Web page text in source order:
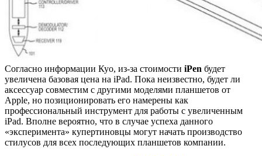
Согласно информации Куо, из-за стоимости iPen будет
увеличена базовая цена на iPad. Пока неизвестно, будет ли
аксессуар совместим с другими моделями планшетов от
Apple, но позиционировать его намерены как
профессиональный инструмент для работы с увеличенным
iPad. Вполне вероятно, что в случае успеха данного
«эксперимента» купертиновцы могут начать производство
стилусов для всех последующих планшетов компании.